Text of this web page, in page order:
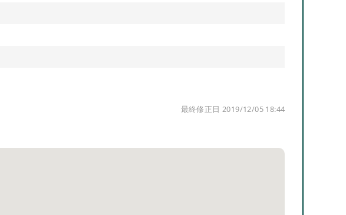
最終修正日 2019/12/05 18:44